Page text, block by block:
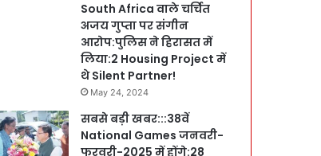
South Africa वाले चर्चित
अजय गुप्ता पर संगीन
आरोप:पुलिस ने हिरासत में
लिया:2 Housing Project में
थे Silent Partner!
May 24, 2024
सबसे बड़ी खबर:::38वें
National Games जनवरी-
फरवरी-2025 में होंगे:28